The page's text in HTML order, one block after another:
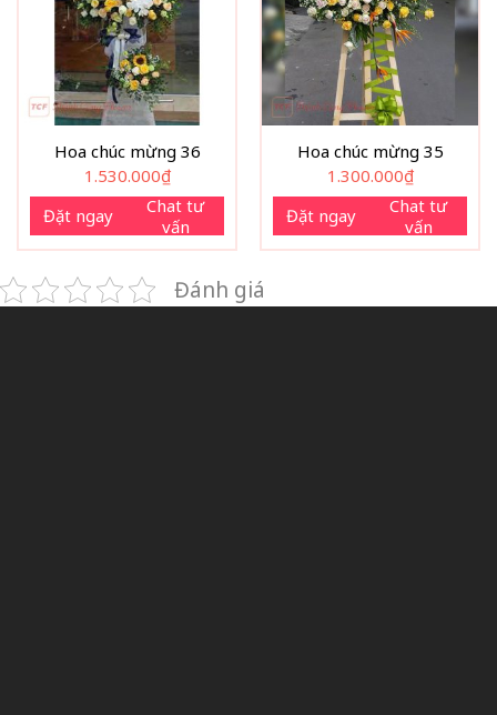
Hoa chúc mừng 36
1.530.000₫
Đặt ngay
Chat tư
vấn
Hoa chúc mừng 35
1.300.000₫
Đặt ngay
Chat tư
vấn
Đánh giá